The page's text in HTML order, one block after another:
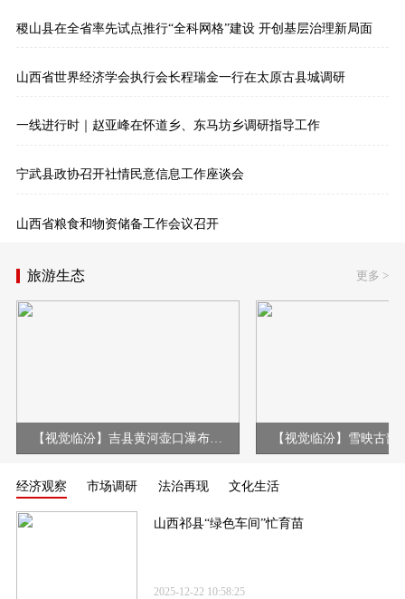
稷山县在全省率先试点推行“全科网格”建设 开创基层治理新局面
山西省世界经济学会执行会长程瑞金一行在太原古县城调研
一线进行时｜赵亚峰在怀道乡、东马坊乡调研指导工作
宁武县政协召开社情民意信息工作座谈会
山西省粮食和物资储备工作会议召开
旅游生态 更多 >
【视觉临汾】吉县黄河壶口瀑布现冰挂彩虹壮美景观
经济观察 市场调研 法治再现 文化生活
山西祁县“绿色车间”忙育苗
2025-12-22 10:58:25